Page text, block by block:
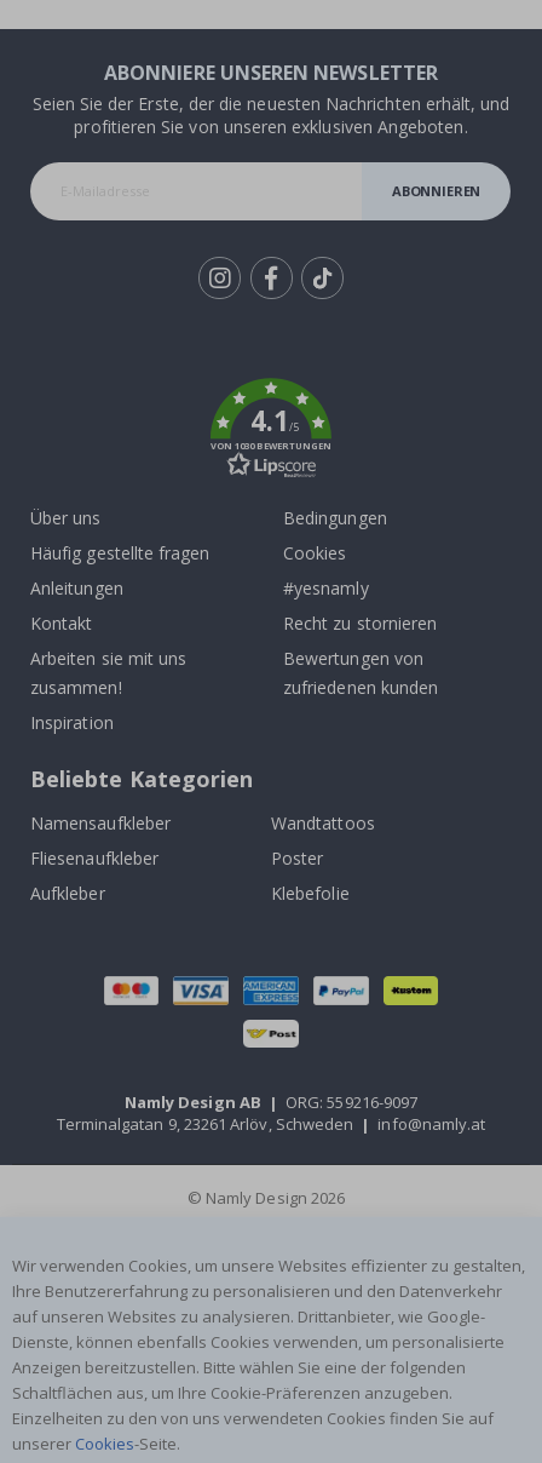
ABONNIERE UNSEREN NEWSLETTER
Seien Sie der Erste, der die neuesten Nachrichten erhält, und
profitieren Sie von unseren exklusiven Angeboten.
ABONNIEREN
4.1/5
VON 1030 BEWERTUNGEN
Über uns
Häufig gestellte fragen
Anleitungen
Kontakt
Arbeiten sie mit uns
zusammen!
Inspiration
Bedingungen
Cookies
#yesnamly
Recht zu stornieren
Bewertungen von
zufriedenen kunden
Beliebte Kategorien
Namensaufkleber
Wandtattoos
Fliesenaufkleber
Poster
Aufkleber
Klebefolie
Namly Design AB | ORG: 559216-9097
Terminalgatan 9, 23261 Arlöv, Schweden | info@namly.at
© Namly Design 2026
Wir verwenden Cookies, um unsere Websites effizienter zu gestalten,
Ihre Benutzererfahrung zu personalisieren und den Datenverkehr
auf unseren Websites zu analysieren. Drittanbieter, wie Google-
Dienste, können ebenfalls Cookies verwenden, um personalisierte
Anzeigen bereitzustellen. Bitte wählen Sie eine der folgenden
Schaltflächen aus, um Ihre Cookie-Präferenzen anzugeben.
Einzelheiten zu den von uns verwendeten Cookies finden Sie auf
unserer Cookies-Seite.